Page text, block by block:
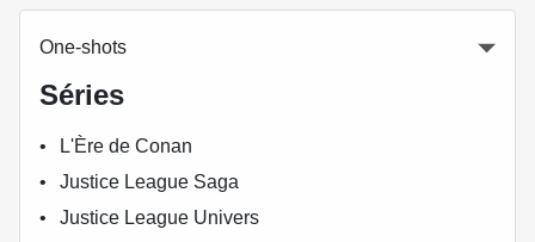
One-shots
Séries
L'Ère de Conan
Justice League Saga
Justice League Univers